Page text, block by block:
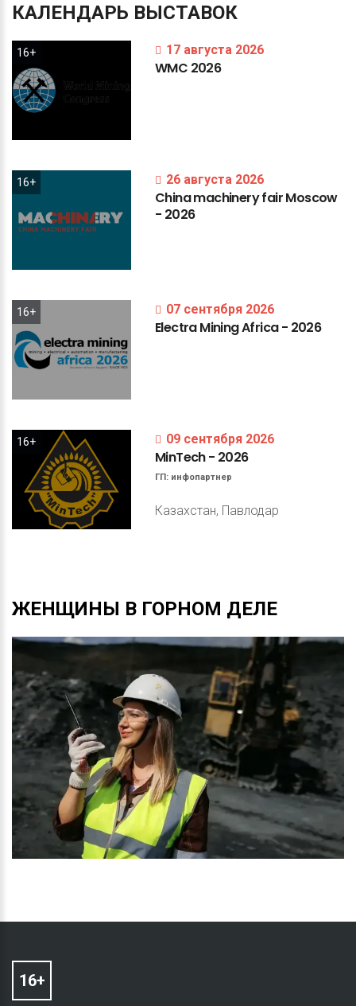
КАЛЕНДАРЬ ВЫСТАВОК
16+ 17 августа 2026
WMC 2026
16+ 26 августа 2026
ChinamachineryfairMoscow
- 2026
16+ 07 сентября 2026
ElectraMiningAfrica- 2026
16+ 09 сентября 2026
MinTech- 2026
ГП: инфопартнер
Казахстан, Павлодар
ЖЕНЩИНЫ В ГОРНОМ ДЕЛЕ